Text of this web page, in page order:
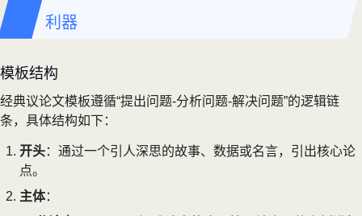
利器
模板结构
经典议论文模板遵循“提出问题-分析问题-解决问题”的逻辑链
条，具体结构如下：
开头：通过一个引人深思的故事、数据或名言，引出核心论
点。
主体：